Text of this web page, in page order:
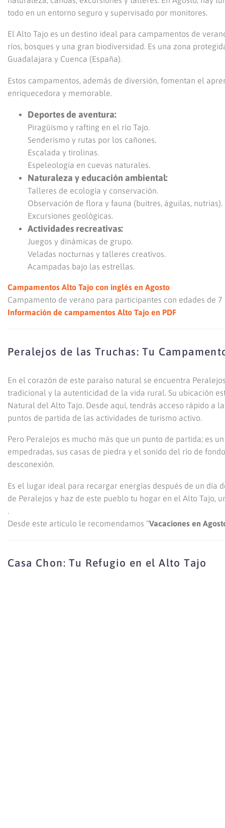
todo en un entorno seguro y supervisado por monitores.
El Alto Tajo es un destino ideal para campamentos de
ríos, bosques y una gran biodiversidad. Es una zona
Guadalajara y Cuenca (España).
Estos campamentos, además de diversión, fomentan el
enriquecedora y memorable.
Deportes de aventura:
Piragüismo y rafting en el río Tajo.
Senderismo y rutas por los cañones.
Escalada y tirolinas.
Espeleología en cuevas naturales.
Naturaleza y educación ambiental:
Talleres de ecología y conservación.
Observación de flora y fauna (buitres, águilas, nutrias).
Excursiones geológicas.
Actividades recreativas:
Juegos y dinámicas de grupo.
Veladas nocturnas y talleres creativos.
Acampadas bajo las estrellas.
Campamentos Alto Tajo con inglés en Agosto
Campamento de verano para participantes con edades de
Información de campamentos Alto Tajo en PDF
Peralejos de las Truchas: Tu
En el corazón de este paraíso natural se encuentra
tradicional y la autenticidad de la vida rural. Su ubicación
Natural del Alto Tajo. Desde aquí, tendrás acceso rápido a
puntos de partida de las actividades de turismo activo.
Pero Peralejos es mucho más que un punto de partida; es
empedradas, sus casas de piedra y el sonido del río de
desconexión.
Es el lugar ideal para recargar energías después de un día
de Peralejos y haz de este pueblo tu hogar en el Alto Tajo,
.
Desde este articulo le recomendamos “Vacaciones en
Casa Chon: Tu Refugio en el Alto Tajo